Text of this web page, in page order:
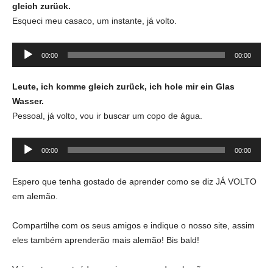
gleich zurück.
Esqueci meu casaco, um instante, já volto.
Tocador
00:00 00:00
Leute, ich komme gleich zurück, ich hole mir ein Glas
Wasser.
Pessoal, já volto, vou ir buscar um copo de água.
Tocador
00:00 00:00
Espero que tenha gostado de aprender como se diz JÁ VOLTO
em alemão.
Compartilhe com os seus amigos e indique o nosso site, assim
eles também aprenderão mais alemão! Bis bald!